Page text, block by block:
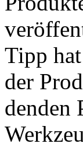
Tipp
der
denden